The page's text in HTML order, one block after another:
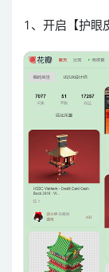
1、开启【护眼